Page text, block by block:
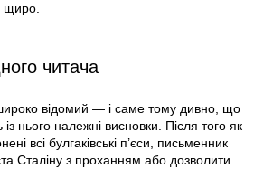
щиро.
читача
відомий — і саме тому дивно, що
із нього належні висновки. Після того як
всі булгаківські п’єси, письменник
Сталіну з проханням або дозволити